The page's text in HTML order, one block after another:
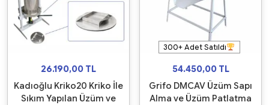
26.190,00 TL
Kadıoğlu Kriko20 Kriko İle
Sıkım Yapılan Üzüm ve
300+ Adet Satıldı
54.450,00 TL
Grifo DMCAV Üzüm Sapı
Alma ve Üzüm Patlatma